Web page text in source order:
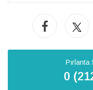
Pırlanta
0